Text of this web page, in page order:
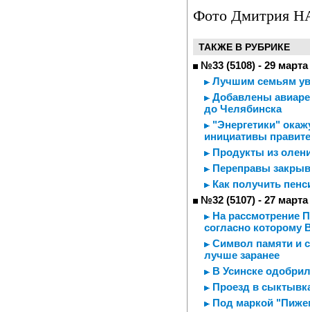
Фото Дмитрия
ТАКЖЕ В РУБРИКЕ
№33 (5108) - 29 марта
Лучшим семьям
Добавлены
до Челябинска
"Энергетики"
инициативы
Продукты из
Переправы
Как получить
№32 (5107) - 27 марта
На рассмотрение
согласно которому
Символ памяти и
лучше заранее
В Усинске
Проезд в
Под маркой